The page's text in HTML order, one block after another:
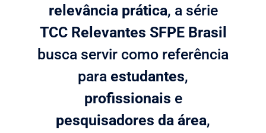
relevância prática, a série
TCC Relevantes SFPE Brasil
busca servir como referência
para estudantes,
profissionais e
pesquisadores da área,